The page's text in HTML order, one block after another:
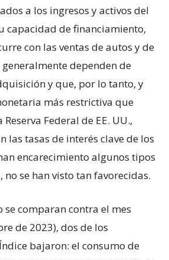
a los ingresos y activos del
capacidad de financiamiento,
con las ventas de autos y de
dependen de
y que, por lo tanto, y
más restrictiva que
Federal de EE. UU.,
las tasas de interés clave de los
encarecimiento algunos tipos
se han visto tan favorecidas.
se comparan contra el mes
de 2023), dos de los
bajaron: el consumo de